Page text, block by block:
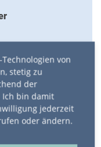
ARTIKEL LESEN
von
stetig zu
der
Ich bin damit
jederzeit
oder ändern.